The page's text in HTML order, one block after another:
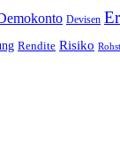
Devisen
Rendite Risiko